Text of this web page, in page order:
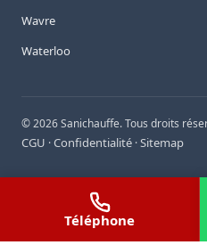
Wavre
Waterloo
©2026Sanichauffe. Tous droits
CGU ·Confidentialité ·Sitemap